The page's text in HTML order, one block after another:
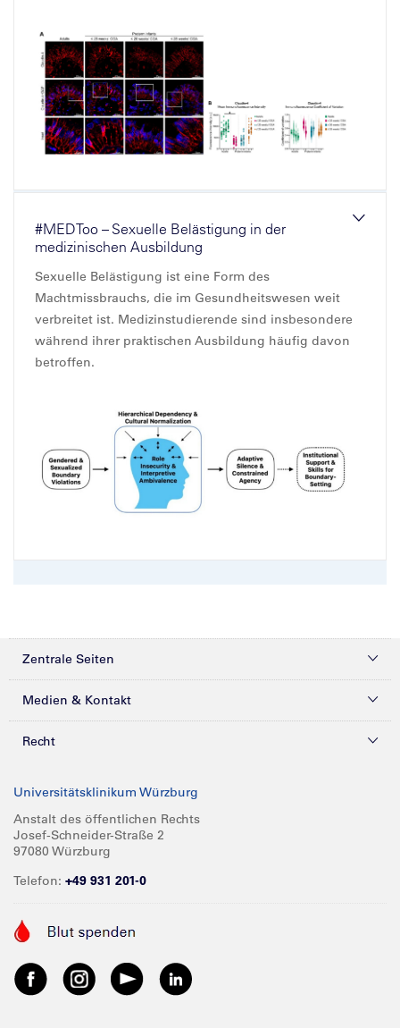
#MEDToo – Sexuelle Belästigung in der
medizinischen Ausbildung
Sexuelle Belästigung ist eine Form des
Machtmissbrauchs, die im Gesundheitswesen weit
verbreitet ist. Medizinstudierende sind insbesondere
während ihrer praktischen Ausbildung häufig davon
betroffen.
Zentrale Seiten
Kliniken & Zentren
Forschung
Karriere
Medien & Kontakt
Presse
Glossar
Spenden
Anreise
Recht
Compliance
Impressum
Barrierefreiheit
Universitätsklinikum Würzburg
Anstalt des öffentlichen Rechts
Josef-Schneider-Straße 2
97080 Würzburg
Telefon: +49 931 201-0